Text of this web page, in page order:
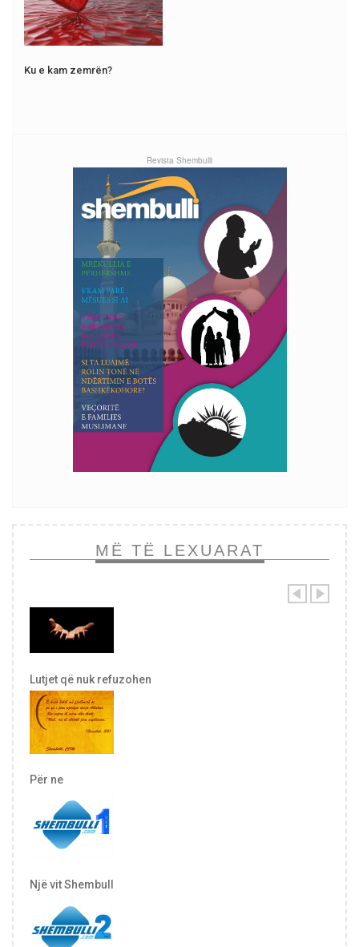
Ku e kam zemrën?
Revista Shembulli
MË TË LEXUARAT
Lutjet që nuk refuzohen
Për ne
Një vit Shembull